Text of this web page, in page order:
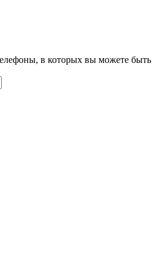
в которых вы можете быть